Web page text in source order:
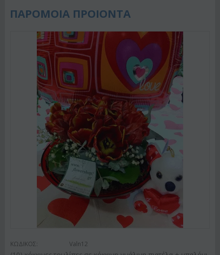
ΠΑΡΟΜΟΙΑ ΠΡΟΙΟΝΤΑ
ΚΩΔΙΚΟΣ: Valn12